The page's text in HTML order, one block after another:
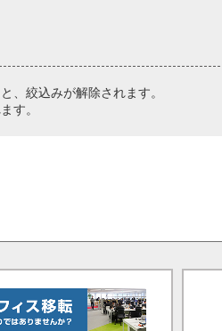
、絞込みが解除されます。
す。